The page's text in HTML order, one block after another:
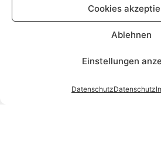
Cookies
Ablehnen
Einstellungen
DatenschutzDatenschutz